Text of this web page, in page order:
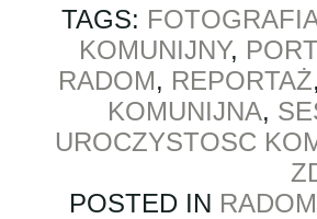
TAGS:
KOMUNIJNY,
RADOM, REPORTAŻ,
KOMUNIJNA,
UROCZYSTOSC
POSTED IN RADOM